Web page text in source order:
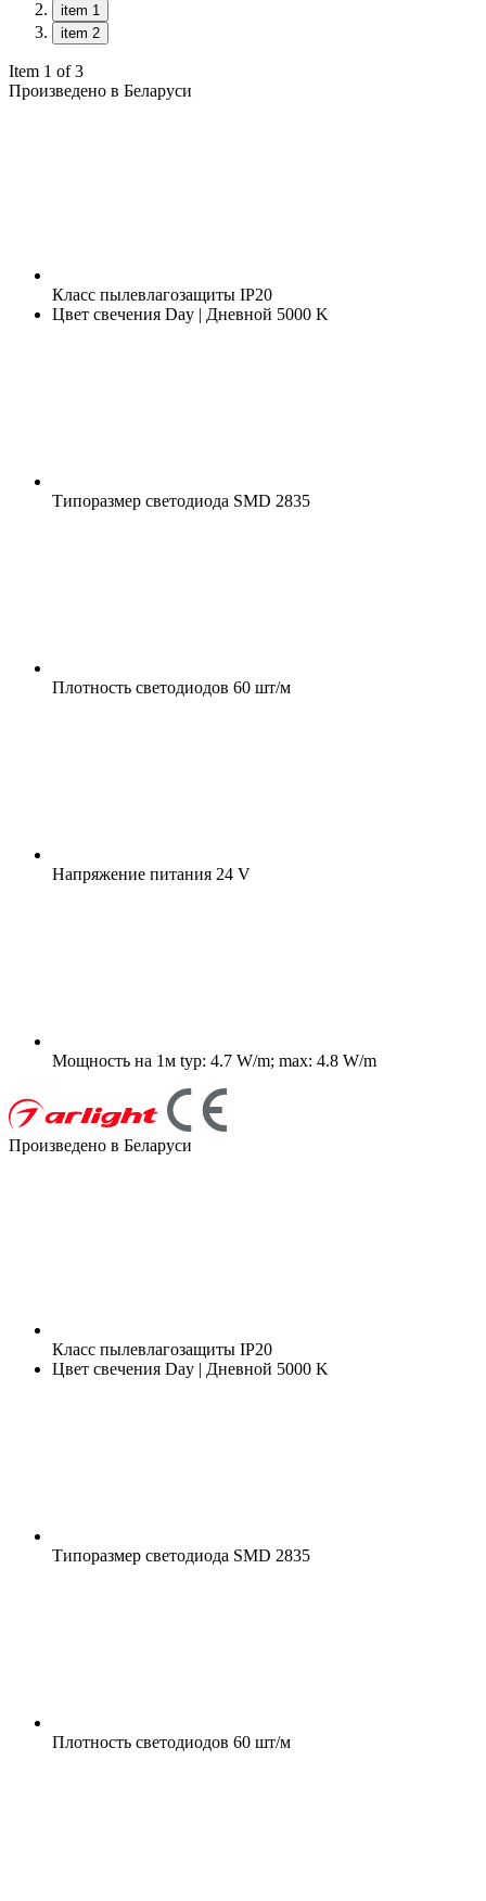
item 1
item 2
Item 1 of 3
Произведено в Беларуси
Класс пылевлагозащиты IP20
Цвет свечения Day | Дневной 5000 K
Типоразмер светодиода SMD 2835
Плотность светодиодов 60 шт/м
Напряжение питания 24 V
Мощность на 1м typ: 4.7 W/m; max: 4.8 W/m
Произведено в Беларуси
Класс пылевлагозащиты IP20
Цвет свечения Day | Дневной 5000 K
Типоразмер светодиода SMD 2835
Плотность светодиодов 60 шт/м